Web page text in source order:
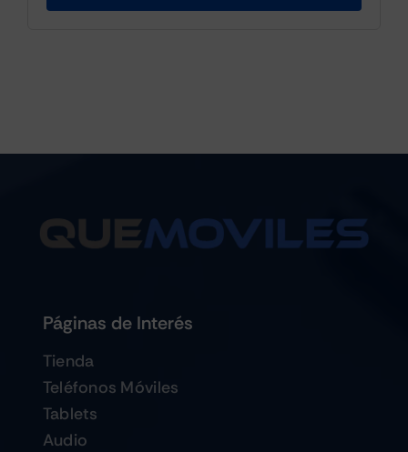
Páginas de Interés
Tienda
Teléfonos Móviles
Tablets
Audio